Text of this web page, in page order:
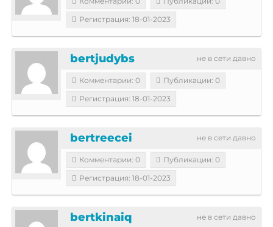
Регистрация: 18-01-2023
не в сети давно
bertjudybs
Комментарии: 0
Публикации: 0
Регистрация: 18-01-2023
не в сети давно
bertreecei
Комментарии: 0
Публикации: 0
Регистрация: 18-01-2023
не в сети давно
bertkinaiq